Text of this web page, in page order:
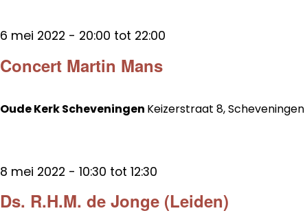
Concert Martin Mans
6 mei 2022 - 20:00 tot 22:00
Oude Kerk Scheveningen Keizerstraat 8, Scheveningen
Ds. R.H.M. de Jonge (Leiden)
8 mei 2022 - 10:30 tot 12:30